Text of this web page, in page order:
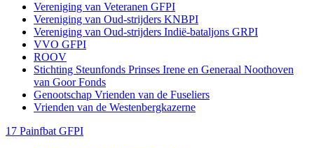
Vereniging van Veteranen GFPI
Vereniging van Oud-strijders KNBPI
Vereniging van Oud-strijders Indië-bataljons GRPI
VVO GFPI
ROOV
Stichting Steunfonds Prinses Irene en Generaal Noothoven
van Goor Fonds
Genootschap Vrienden van de Fuseliers
Vrienden van de Westenbergkazerne
17 Painfbat GFPI